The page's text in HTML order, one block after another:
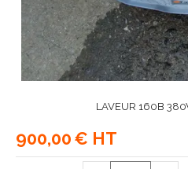
LAVEUR 160B
900,00€ HT